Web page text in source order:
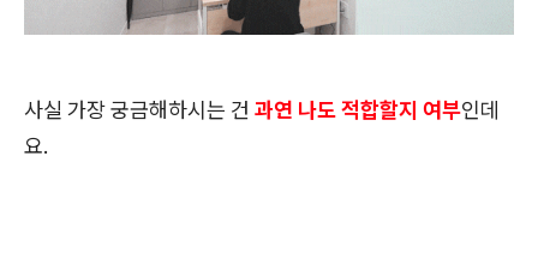
사실 가장 궁금해하시는 건 과연 나도 적합할지 여부인데
요.